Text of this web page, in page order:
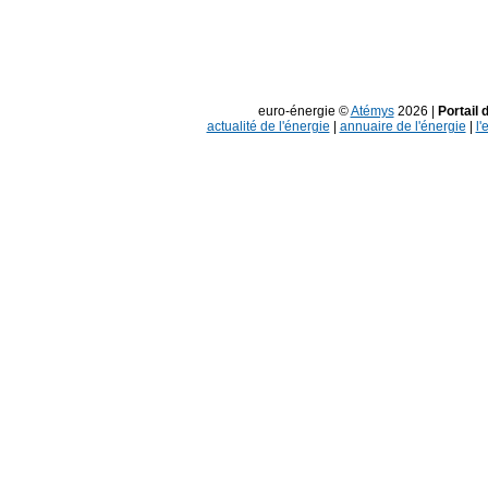
euro-énergie ©Atémys2026 |
Portail
actualité de l'énergie
annuaire de l'énergie